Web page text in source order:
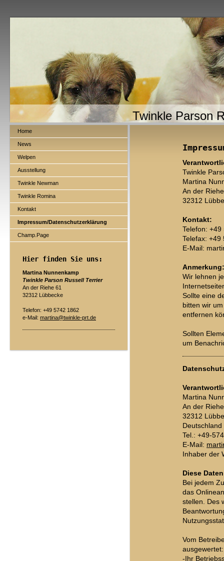
Twinkle Parson
Home
News
Welpen
Ausstellung
Twinkle Newman
Twinkle Romina
Kontakt
Impressum/Datenschutzerklärung
Champ.Page
Hier finden Sie uns:
Martina Nunnenkamp
Twinkle Parson Russell Terrier
An der Riehe 61
32312 Lübbecke
Telefon: +49 5742 1862
e-Mail: martina@twinkle-prt.de
Twinkle
Martina
An der
32312
Kontakt:
Telefon: +49
Telefax: +49
E-Mail:
Anmerkung:
Wir lehnen
Sollte eine
bitten wir
entfernen
Sollten
um
Martina
An der
32312
Deutschland
Tel.: +49-
E-Mail:
Inhaber der
Diese
Bei jedem
das
stellen. Des
Vom
ausgewertet:
-Ihr